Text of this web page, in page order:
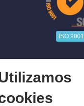
ISO 9001